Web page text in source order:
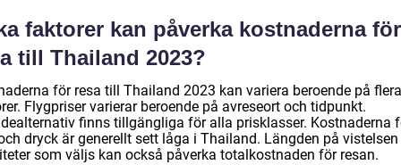
faktorer kan påverka kostnaderna för
till Thailand 2023?
för resa till Thailand 2023 kan variera beroende på flera
Flygpriser varierar beroende på avreseort och tidpunkt.
finns tillgängliga för alla prisklasser. Kostnaderna
dryck är generellt sett låga i Thailand. Längden på
som väljs kan också påverka totalkostnaden för resan.